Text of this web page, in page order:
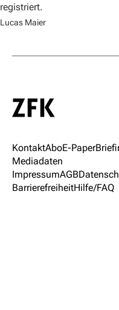
registriert.
Lucas Maier
KontaktAboE-Paper
Mediadaten
ImpressumAGB
BarrierefreiheitHilfe/FAQ